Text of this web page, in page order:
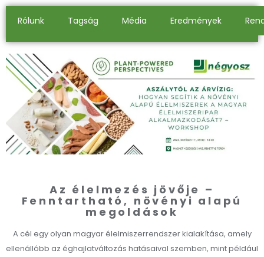
Rólunk Tagság Média Eredmények
Az élelmezés jövője –
Fenntartható, növényi alapú
megoldások
A cél egy olyan magyar élelmiszerrendszer kialakítása, amely
ellenállóbb az éghajlatváltozás hatásaival szemben, mint például